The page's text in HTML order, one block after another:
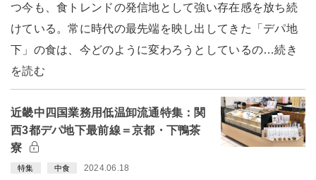
つ今も、食トレンドの発信地として強い存在感を放ち続
けている。常に時代の最先端を映し出してきた「デパ地
下」の食は、今どのように変わろうとしているの…続き
を読む
近畿中四国業務用低温卸流通特集：関
西3都デパ地下最前線＝京都・下鴨茶
寮
特集 中食 2024.06.18